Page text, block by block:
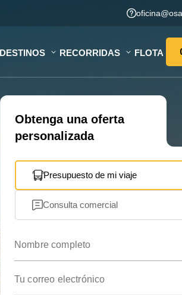
DESTINOS RECORRIDAS FLOTA
Obtenga una oferta
personalizada
Presupuesto de mi viaje
Consulta comercial